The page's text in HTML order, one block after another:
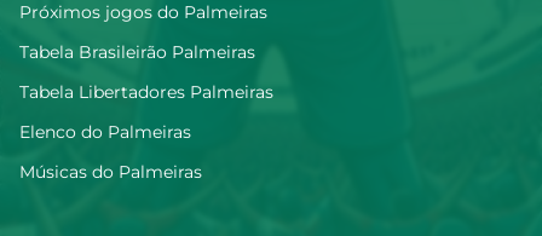
Próximos jogos do Palmeiras
Tabela Brasileirão Palmeiras
Tabela Libertadores Palmeiras
Elenco do Palmeiras
Músicas do Palmeiras